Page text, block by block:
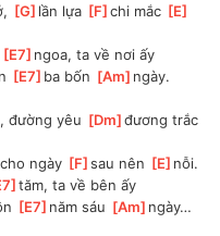
[G ]lần lựa [F ]
chi mắc [E
[E7 ]ngoa, ta về nơi ấy
[E7 ]ba bốn [Am ]ngày.
đường yêu [Dm ]
đương trắc
]
cho ngày [F ]
sau nên [E ]nỗi.
]tăm, ta về bên ấy
[E7 ]năm sáu [Am ]ngày…